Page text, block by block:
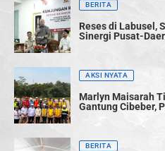
BERITA
Reses di Labusel,
Sinergi Pusat-
AKSI NYATA
Marlyn Maisarah
Gantung Cibeber,
BERITA